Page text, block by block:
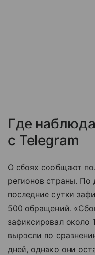
Где
с Telegram
О сбоях сообщают
регионов страны. По
последние сутки
500 обращений.
зафиксировал около
выросли по
дней, однако они